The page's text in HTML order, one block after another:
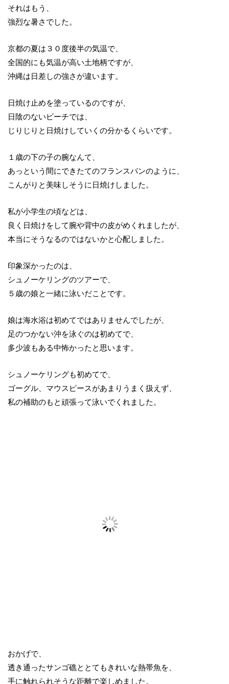
それはもう、
強烈な暑さでした。
京都の夏は３０度後半の気温で、
全国的にも気温が高い土地柄ですが、
沖縄は日差しの強さが違います。
日焼け止めを塗っているのですが、
日陰のないビーチでは、
じりじりと日焼けしていくの分かるくらいです。
１歳の下の子の腕なんて、
あっという間にできたてのフランスパンのように、
こんがりと美味しそうに日焼けしました。
私が小学生の頃などは、
良く日焼けをして腕や背中の皮がめくれましたが、
本当にそうなるのではないかと心配しました。
印象深かったのは、
シュノーケリングのツアーで、
５歳の娘と一緒に泳いだことです。
娘は海水浴は初めてではありませんでしたが、
足のつかない沖を泳ぐのは初めてで、
多少波もある中怖かったと思います。
シュノーケリングも初めてで、
ゴーグル、マウスピースがあまりうまく扱えず、
私の補助のもと頑張って泳いでくれました。
おかげで、
透き通ったサンゴ礁ととてもきれいな熱帯魚を、
手に触れられそうな距離で楽しめました。